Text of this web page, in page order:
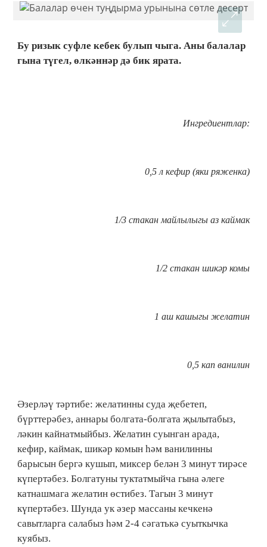
Бу ризык суфле кебек булып чыга. Аны балалар
гына түгел, өлкәннәр дә бик ярата.
Ингредиентлар:
0,5 л кефир (яки ряженка)
1/3 стакан майлылыгы аз каймак
1/2 стакан шикәр комы
1 аш кашыгы желатин
0,5 кап ванилин
Әзерләү тәртибе: желатинны суда җебетеп,
бүрттерәбез, аннары болгата-болгата җылытабыз,
ләкин кайнатмыйбыз. Желатин суынган арада,
кефир, каймак, шикәр комын һәм ванилинны
барысын бергә кушып, миксер белән 3 минут тирәсе
күпертәбез. Болгатуны туктатмыйча гына әлеге
катнашмага желатин өстибез. Тагын 3 минут
күпертәбез. Шунда ук әзер массаны кечкенә
савытларга салабыз һәм 2-4 сәгатькә суыткычка
куябыз.